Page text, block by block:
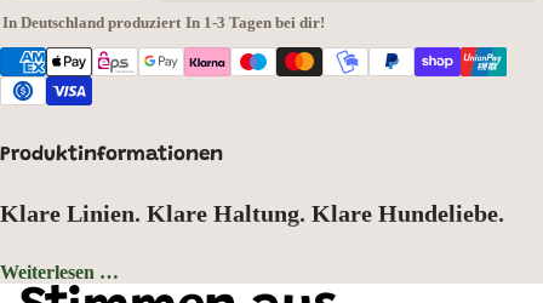
In Deutschland produziert In 1-3 Tagen bei dir!
Produktinformationen
Klare Linien. Klare Haltung. Klare Hundeliebe.
Mach jede Gassirunde, jeden Bürotag und jedes Abenteuer stilvoller: Unsere
doppelwandigeThermosflasche mit Hunderasse als Vektorgrafikverbindet
Weiterlesen …
Motivauswahl: Dobermann